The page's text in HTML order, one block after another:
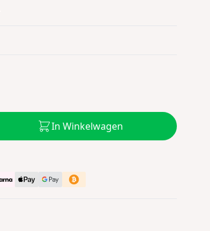
In Winkelwagen